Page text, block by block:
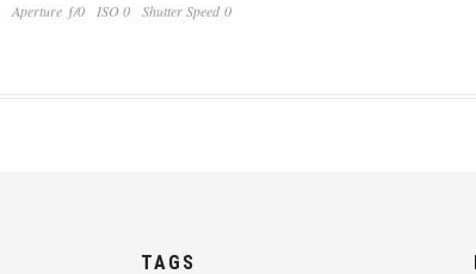
Aperture ƒ/0 ISO 0 Shutter Speed 0
TAGS